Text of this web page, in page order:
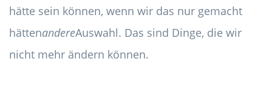
hätte sein können, wenn wir das nur gemacht
hättenandereAuswahl. Das sind Dinge, die wir
nicht mehr ändern können.